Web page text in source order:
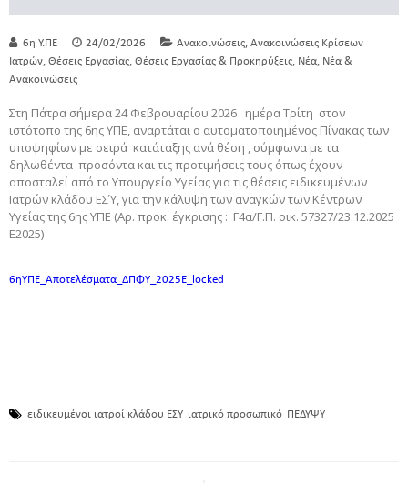
6η Υ.ΠΕ 24/02/2026 Ανακοινώσεις Ανακοινώσεις Κρίσεων
Ιατρών Θέσεις Εργασίας Θέσεις Εργασίας & Προκηρύξεις Νέα Νέα &
Ανακοινώσεις
Στη Πάτρα σήμερα 24 Φεβρουαρίου 2026 ημέρα Τρίτη στον
ιστότοπο της 6ης ΥΠΕ, αναρτάται ο αυτοματοποιημένος Πίνακας των
υποψηφίων με σειρά κατάταξης ανά θέση , σύμφωνα με τα
δηλωθέντα προσόντα και τις προτιμήσεις τους όπως έχουν
αποσταλεί από το Υπουργείο Υγείας για τις θέσεις ειδικευμένων
Ιατρών κλάδου ΕΣΎ, για την κάλυψη των αναγκών των Κέντρων
Υγείας της 6ης ΥΠΕ (Αρ. προκ. έγκρισης : Γ4α/Γ.Π. οικ. 57327/23.12.2025
Ε2025)
6ηΥΠΕ_Αποτελέσματα_ΔΠΦΥ_2025E_locked
ειδικευμένοι ιατροί κλάδου ΕΣΥ ιατρικό προσωπικό ΠΕΔΥΨΥ